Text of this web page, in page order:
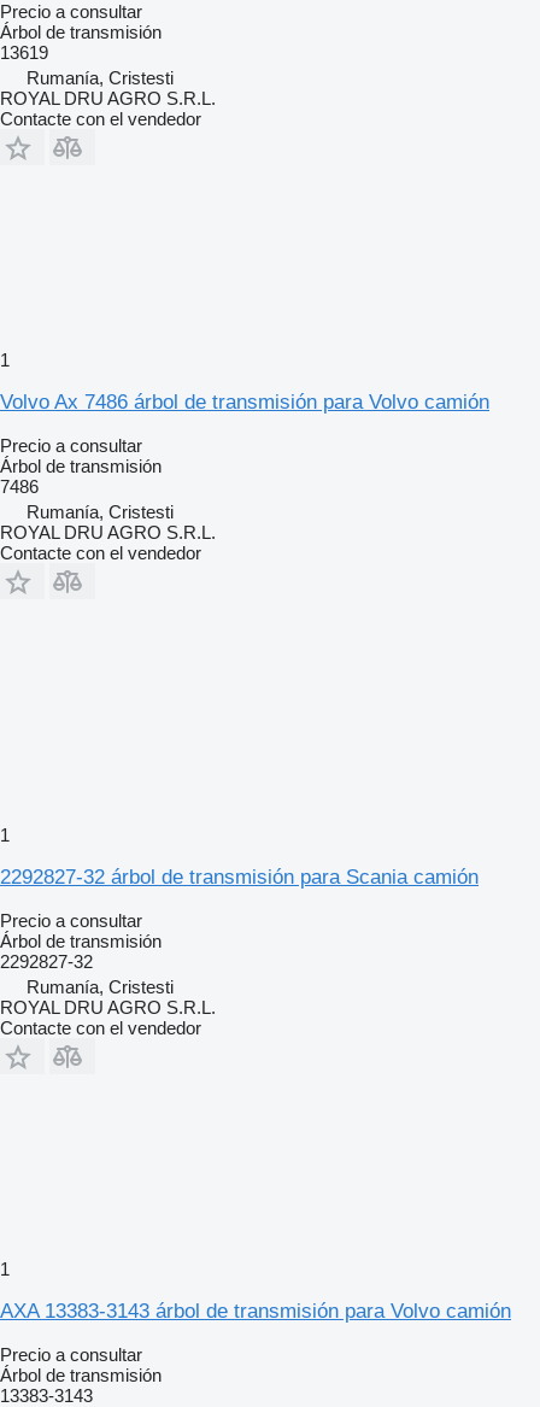
Precio a consultar
Árbol de transmisión
13619
Rumanía, Cristesti
ROYAL DRU AGRO S.R.L.
Contacte con el vendedor
1
Volvo Ax 7486 árbol de transmisión para Volvo camión
Precio a consultar
Árbol de transmisión
7486
Rumanía, Cristesti
ROYAL DRU AGRO S.R.L.
Contacte con el vendedor
1
2292827-32 árbol de transmisión para Scania camión
Precio a consultar
Árbol de transmisión
2292827-32
Rumanía, Cristesti
ROYAL DRU AGRO S.R.L.
Contacte con el vendedor
1
AXA 13383-3143 árbol de transmisión para Volvo camión
Precio a consultar
Árbol de transmisión
13383-3143